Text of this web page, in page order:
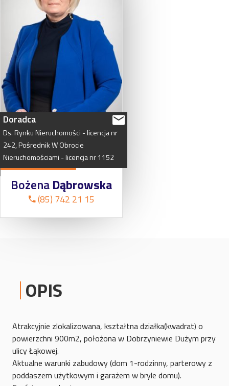
Doradca
Ds.RynkuNieruchomości -licencjanr
242,PośrednikWObrocie
Nieruchomościami -licencjanr1152
BożenaDąbrowska
(85) 742 21 15
OPIS
Atrakcyjnie zlokalizowana, kształtna działka(kwadrat) o
powierzchni 900m2, położona w Dobrzyniewie Dużym przy
ulicy Łąkowej.
Aktualne warunki zabudowy (dom 1-rodzinny, parterowy z
poddaszem użytkowym i garażem w bryle domu).